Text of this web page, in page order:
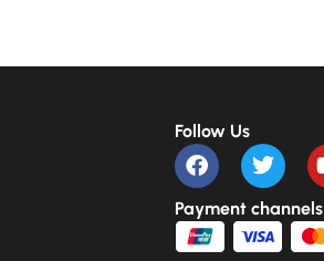
Follow Us
Payment channels